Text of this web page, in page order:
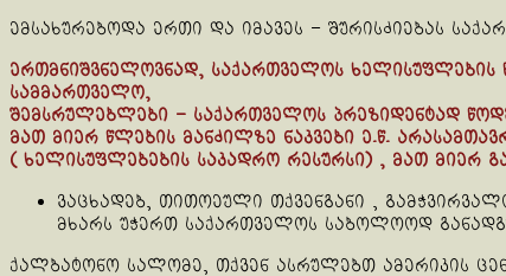
ემსახურებოდა ერთი და იმავეს – შურისძიებას
ერთმნიშვნელოვნად, საქართველოს ხელისუფლების
სამმართველო,
შემსრულებლები – საქართველოს პრეზიდენტად
მათ მიერ წლების მანძილზე ნაკვები ე.წ.
( ხელისუფლებების საკადრო რესურსი) , მათ მიერ
ვაცხადებ, თითოეული თქვენგანი ,
მხარს უჭერთ საქართველოს საბოლოოდ
ქალბატონო სალომე, თქვენ ასრულებთ ამერიკის